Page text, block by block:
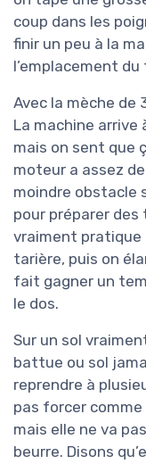
coup dans les
finir un peu à la
l’emplacement du
Avec la mèche de
La machine arrive
mais on sent que
moteur a assez
moindre obstacle
pour préparer des
vraiment pratique
tarière, puis on
fait gagner un
le dos.
Sur un sol
battue ou sol
reprendre à
pas forcer comme
mais elle ne va
beurre. Disons